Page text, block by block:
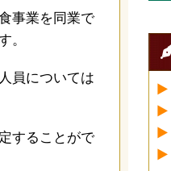
事業を同業で
。
員については
することがで